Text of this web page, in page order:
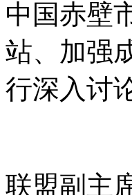
中国赤壁
站、加强
行深入讨
联盟副主